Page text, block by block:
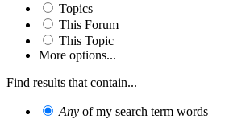
Topics
This Forum
This Topic
More options...
Find results that contain...
Any of my search term words